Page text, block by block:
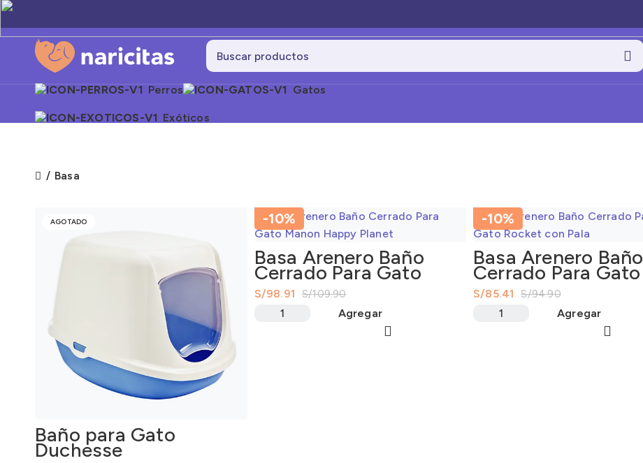
Perros Gatos
Exóticos
Basa
AGOTADO
Baño para Gato
Duchesse
-10%
Basa Arenero Baño
Cerrado Para Gato
Manon Happy Planet
S/109.90
S/98.91
Agregar
-10%
Basa Arenero Baño
Cerrado Para Gato
Rocket con Pala
S/94.90
S/85.41
Agregar